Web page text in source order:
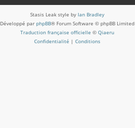
Stasis Leak style by Ian Bradley
Développé par phpBB® Forum Software © phpBB Limited
Traduction française officielle © Qiaeru
Confidentialité | Conditions